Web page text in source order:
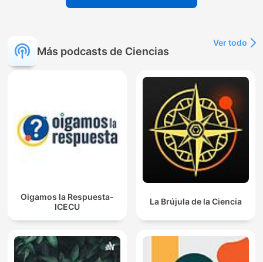
Más podcasts de Ciencias
Ver todo
Oigamos la Respuesta-
ICECU
La Brújula de la Ciencia